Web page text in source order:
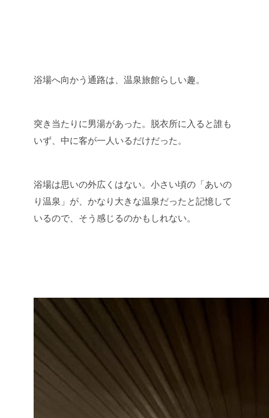
浴場へ向かう通路は、温泉旅館らしい趣。
突き当たりに男湯があった。脱衣所に入ると誰も
いず、中に客が一人いるだけだった。
浴場は思いの外広くはない。小さい頃の「あいの
り温泉」が、かなり大きな温泉だったと記憶して
いるので、そう感じるのかもしれない。